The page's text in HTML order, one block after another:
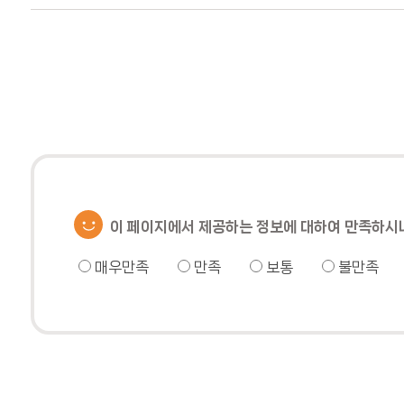
이 페이지에서 제공하는 정보에 대하여 만족하시
매우만족 만족 보통 불만족